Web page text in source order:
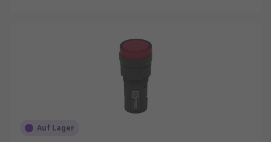
Auf Lager